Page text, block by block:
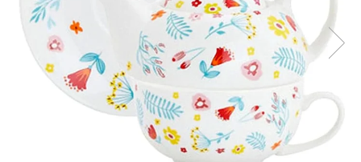
Papioane Cu Model
Cravate
Cravate Ascot Matase
Esarfe Matase & Vascoza
Butoni & Ace De Cravata
De Birou
Textile
Cutii Muzicale
Mic Mobilier & Organizare
Pahare
Accesorii Bar
Accesorii Servire Argintate
Depozitare Alimente &
Condimente